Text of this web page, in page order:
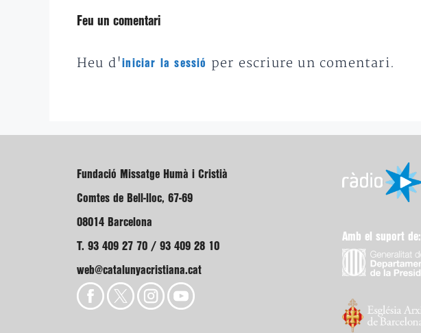
Feu un comentari
Heu d'iniciar la sessió per escriure un comentari.
Fundació Missatge Humà i Cristià
Comtes de Bell-lloc, 67-69
08014 Barcelona
T. 93 409 27 70 / 93 409 28 10
web@catalunyacristiana.cat
Amb el suport de: